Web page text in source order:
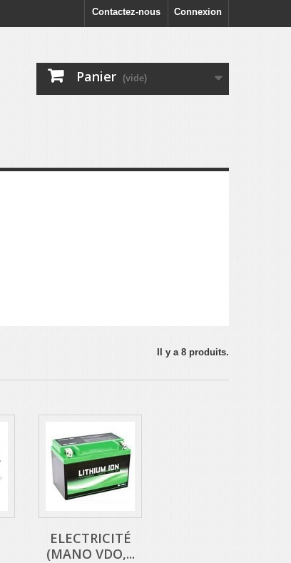
Connexion
Contactez-nous
Panier (vide)
Il y a 8 produits.
ELECTRICITÉ
(MANO VDO,...